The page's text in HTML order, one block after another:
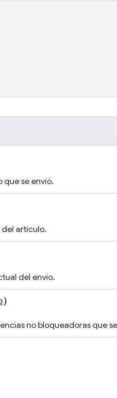
que se envió.
del artículo.
del envío.
)
no bloqueadoras que